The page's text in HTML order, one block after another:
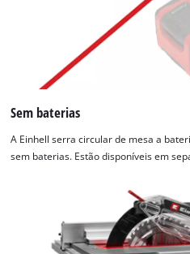
visitor. The
the site with
to the
Powered
Sem baterias
A Einhell serra circular de mesa a
sem baterias. Estão disponíveis em